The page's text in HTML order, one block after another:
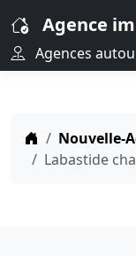
Agence
Agences
Nouvelle-
Labastide